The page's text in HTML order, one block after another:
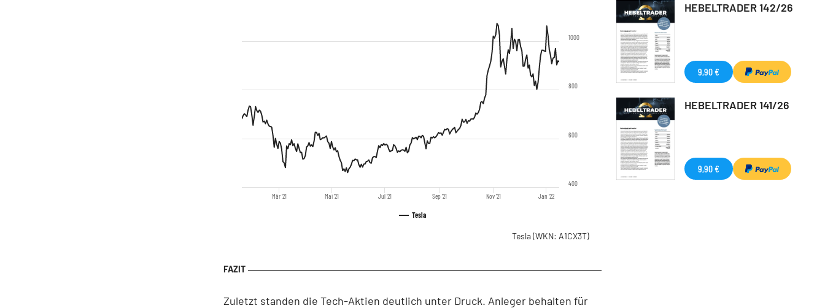
Tesla
Mär '21 Mai '21 Jul '21 Sep '21 Nov '21 Jan '22
400
600
800
1000
Tesla(WKN: A1CX3T)
Zuletzt standen die Tech-Aktien deutlich unter Druck. Anleger behalten für
HEBELTRADER 142/26
9,90 €
HEBELTRADER 141/26
9,90 €